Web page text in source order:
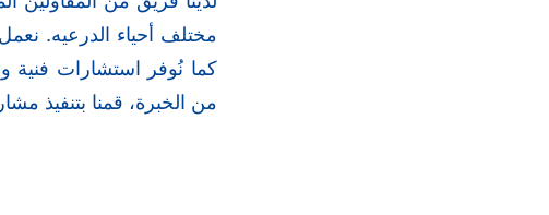
مختلف أحياء الدرعيه.
كما نُوفر استشارات
من الخبرة، قمنا بتنفيذ